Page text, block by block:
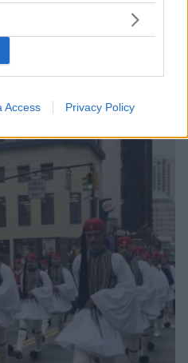
Access Privacy Policy
από την Ελλάδα
συμβαίνουν, στο